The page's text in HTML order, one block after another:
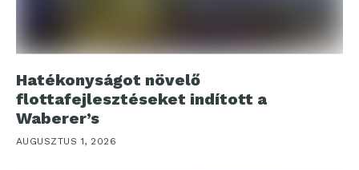
Hatékonyságot növelő
flottafejlesztéseket indított a
Waberer’s
AUGUSZTUS 1, 2026